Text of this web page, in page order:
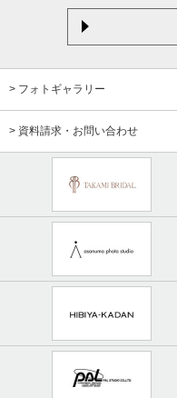
> フォトギャラリー
> 資料請求・お問い合わせ